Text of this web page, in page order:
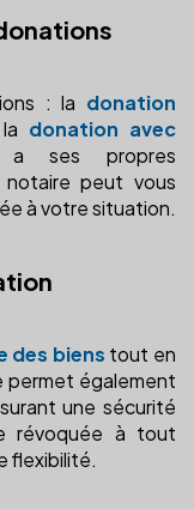
: la donation
donation avec
a ses propres
peut vous
à votre situation.
des biens tout en
permet également
une sécurité
révoquée à tout
flexibilité.